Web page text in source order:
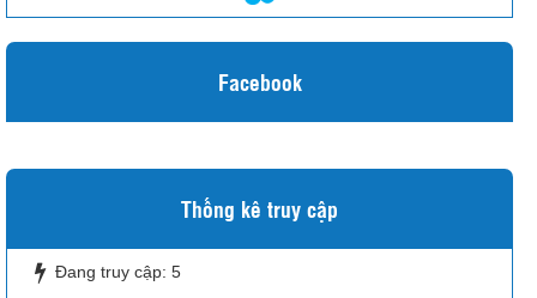
Facebook
Thống kê truy cập
Đang truy cập: 5